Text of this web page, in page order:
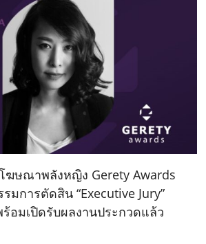
ฆษณาพลังหญิง Gerety Awards
มการตัดสิน “Executive Jury”
อมเปิดรับผลงานประกวดแล้ว